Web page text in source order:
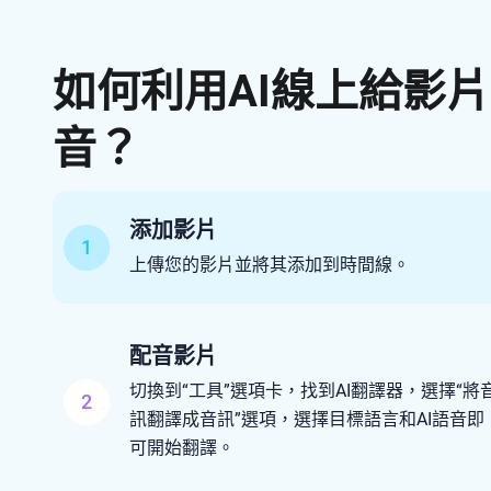
如何利用AI線上給影
音？
1
添加影片
上傳您的影片並將其添加到時間線。
2
配音影片
切換到“工具”選項卡，找到AI翻譯器，選擇“將
訊翻譯成音訊”選項，選擇目標語言和AI語音即
可開始翻譯。